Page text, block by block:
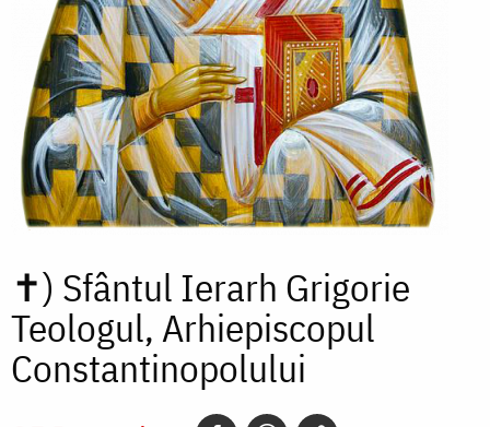
✝) Sfântul Ierarh Grigorie
Teologul, Arhiepiscopul
Constantinopolului